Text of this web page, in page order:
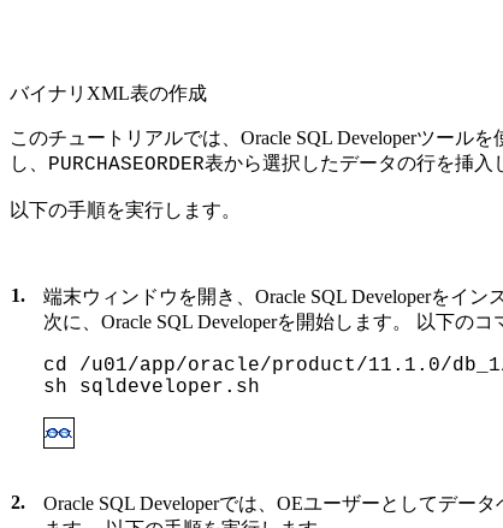
バイナリXML表の作成
このチュートリアルでは、Oracle SQL Developerツール
し、 PURCHASEORDER表から選択したデータの行を挿入
以下の手順を実行します。
1.
端末ウィンドウを開き、Oracle SQL Developerをイン
次に、Oracle SQL Developerを開始します。 以下のコ
cd /u01/app/oracle/product/11.1.0/
sh sqldeveloper.sh
2.
Oracle SQL Developerでは、OEユーザーとしてデー